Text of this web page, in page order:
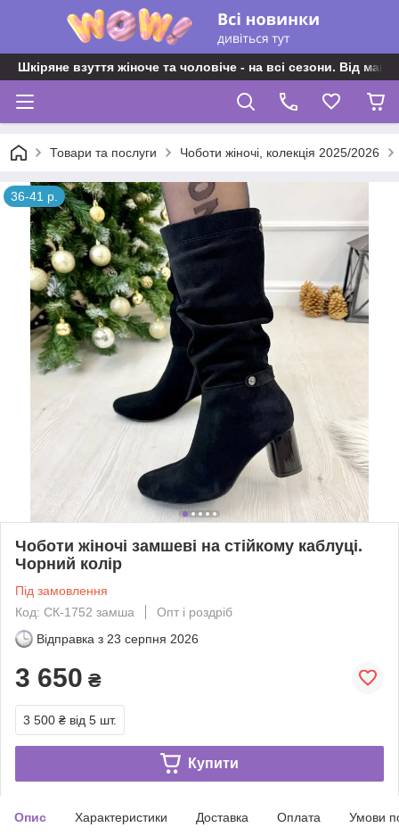
Шкіряне взуття жіноче та чоловіче - на всі сезони. Від
Товари та послуги Чоботи жіночі, колекція 2025/2026
36-41 р.
Чоботи жіночі замшеві на стійкому каблуці.
Чорний колір
Під замовлення
Код: СК-1752 замша
Опт і роздріб
Відправка з 23 серпня 2026
3 650 ₴
3 500 ₴ від 5 шт.
Купити
Опис Характеристики Доставка Оплата Умови